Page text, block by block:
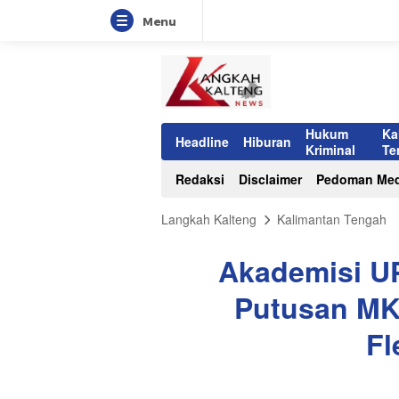
Menu
Headline Hiburan
Hukum
Kriminal
Redaksi
Disclaimer Pedoman
Langkah Kalteng Kalimantan Tengah
Akademisi
Putusan